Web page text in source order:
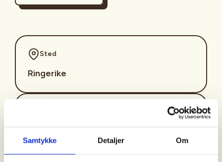
Samtykke Detaljer Om
Sted
Ringerike
Kl. 08.00 - 17.00